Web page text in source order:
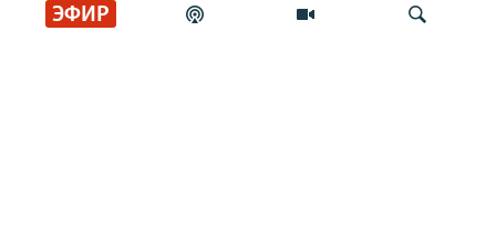
ЭФИР
СОЦИАЛЬНЫЕ СЕТИ